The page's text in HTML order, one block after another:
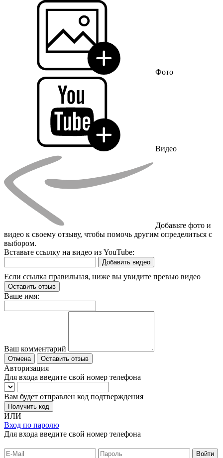
Фото
Видео
Добавьте фото и
видео к своему отзыву, чтобы помочь другим определиться с
выбором.
Вставьте ссылку на видео из YouTube:
Добавить видео
Если ссылка правильная, ниже вы увидите превью видео
Оставить отзыв
Ваше имя:
Ваш комментарий
Отмена Оставить отзыв
Авторизация
Для входа введите свой номер телефона
Вам будет отправлен код подтверждения
Получить код
ИЛИ
Вход по паролю
Для входа введите свой номер телефона